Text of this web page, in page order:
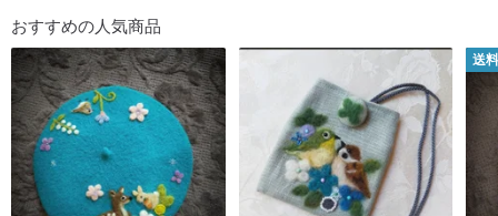
おすすめの人気商品
送